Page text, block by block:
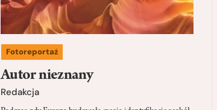
Fotoreportaż
Autor nieznany
Redakcja